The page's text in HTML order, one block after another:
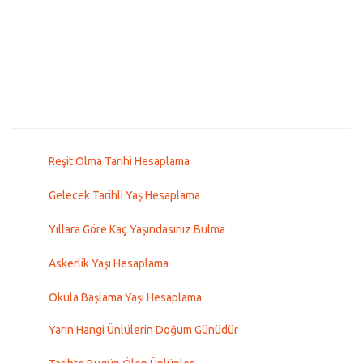
Reşit Olma Tarihi Hesaplama
Gelecek Tarihli Yaş Hesaplama
Yıllara Göre Kaç Yaşındasınız Bulma
Askerlik Yaşı Hesaplama
Okula Başlama Yaşı Hesaplama
Yarın Hangi Ünlülerin Doğum Günüdür